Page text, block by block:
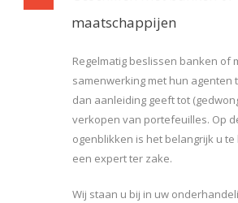
maatschappijen
Regelmatig beslissen banken of
samenwerking met hun agenten
dan aanleiding geeft tot
verkopen van portefeuilles. Op
ogenblikken is het belangrijk u
een expert ter zake.
Wij staan u bij in uw